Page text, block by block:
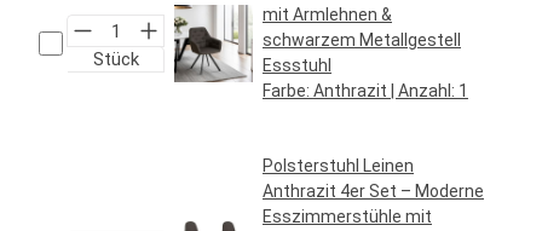
Stück
mit Armlehnen &
schwarzem Metallgestell
Essstuhl
Farbe: Anthrazit | Anzahl: 1
Polsterstuhl Leinen
Anthrazit 4er Set – Moderne
Esszimmerstühle mit